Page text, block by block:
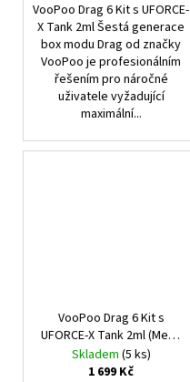
VooPoo Drag 6 Kit s UFORCE-
X Tank 2ml Šestá generace
box modu Drag od značky
VooPoo je profesionálním
řešením pro náročné
uživatele vyžadující
maximální...
VooPoo Drag 6 Kit s
UFORCE-X Tank 2ml (Metal
Gray)
Skladem (5 ks)
1 699 Kč